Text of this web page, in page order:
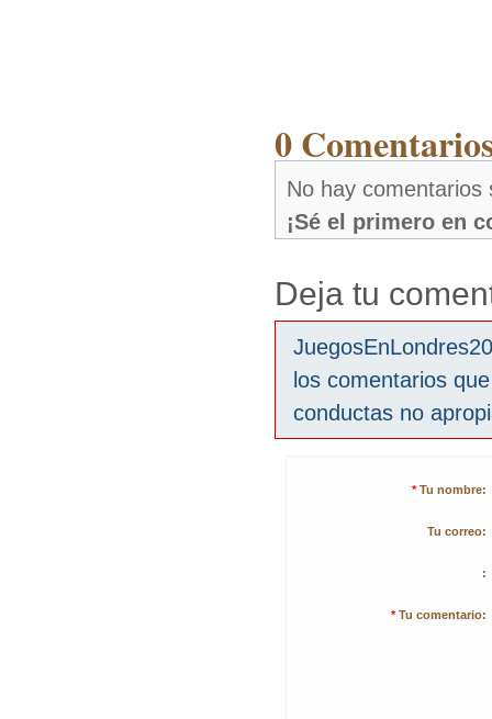
0
No hay comentarios
¡Sé el primero en
Deja tu
los comentarios
conductas no
* Tu nombre:
Tu correo:
:
* Tu comentario: